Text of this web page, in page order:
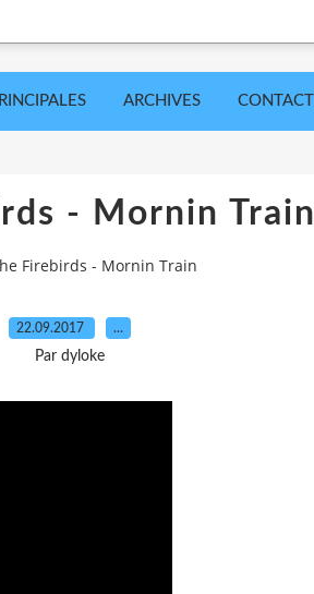
ARCHIVES CONTACT
- Mornin Train
Firebirds - Mornin Train
22.09.2017 …
Par dyloke